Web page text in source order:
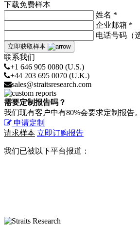
下载免费样本
姓名 *
企业邮箱 *
电话号码（
立即获取样本
联系我们
+1 646 905 0080 (U.S.)
+44 203 695 0070 (U.K.)
sales@straitsresearch.com
需要定制报告吗？
我们现有客户中有80%会要求定制报告。
申请定制
请求样本 立即订购报告
我们已被以下平台报道：